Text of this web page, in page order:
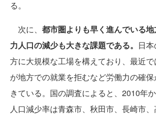
る。
次に、 都市圏よりも早く進んでいる
力人口の減少も大きな課題である。 日
方に大規模な工場を構えており、最近
が地方での就業を拒むなど労働力の確
きている。国の調査によると、2010年
人口減少率は青森市、秋田市、長崎市